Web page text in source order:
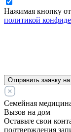
Нажимая кнопку
политикой
Отправить заявку
Семейная
Вызов на дом
Оставьте свои
подтверждения